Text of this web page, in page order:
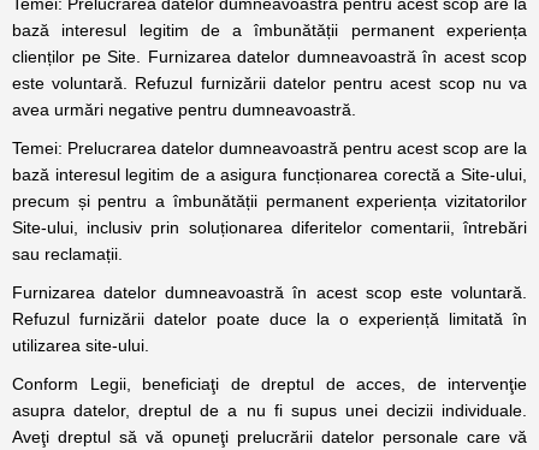
bază interesul legitim de a îmbunătății permanent experiența
clienților pe Site. Furnizarea datelor dumneavoastră în acest scop
este voluntară. Refuzul furnizării datelor pentru acest scop nu va
avea urmări negative pentru dumneavoastră.
Temei: Prelucrarea datelor dumneavoastră pentru acest scop are la
bază interesul legitim de a asigura funcționarea corectă a Site-ului,
precum și pentru a îmbunătății permanent experiența vizitatorilor
Site-ului, inclusiv prin soluționarea diferitelor comentarii, întrebări
sau reclamații.
Furnizarea datelor dumneavoastră în acest scop este voluntară.
Refuzul furnizării datelor poate duce la o experiență limitată în
utilizarea site-ului.
Conform Legii, beneficiaţi de dreptul de acces, de intervenţie
asupra datelor, dreptul de a nu fi supus unei decizii individuale.
Aveţi dreptul să vă opuneţi prelucrării datelor personale care vă